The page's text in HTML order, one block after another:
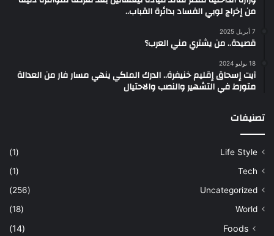
من إخراج لوبي الفساد بدائرة القباب..
7 أبريل 2025
قصيدة.. من يشتري مني العرب؟
18 يوليو 2024
آيت إسحاق إقليم خنيفرة.. الدرك الملكي ينهي مسار فار من العدالة
متورط في التشهير والنصب والاحتيال
تصنيفات
Life Style
(1)
Tech
(1)
Uncategorized
(256)
World
(18)
Foods
(14)